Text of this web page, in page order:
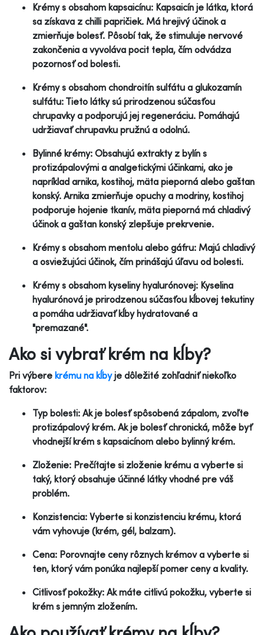
Krémy s obsahom kapsaicínu: Kapsaicín je látka, ktorá
sa získava z chilli papričiek. Má hrejivý účinok a
zmierňuje bolesť. Pôsobí tak, že stimuluje nervové
zakončenia a vyvoláva pocit tepla, čím odvádza
pozornosť od bolesti.
Krémy s obsahom chondroitín sulfátu a glukozamín
sulfátu: Tieto látky sú prirodzenou súčasťou
chrupavky a podporujú jej regeneráciu. Pomáhajú
udržiavať chrupavku pružnú a odolnú.
Bylinné krémy: Obsahujú extrakty z bylín s
protizápalovými a analgetickými účinkami, ako je
napríklad arnika, kostihoj, mäta pieporná alebo gaštan
konský. Arnika zmierňuje opuchy a modriny, kostihoj
podporuje hojenie tkanív, mäta pieporná má chladivý
účinok a gaštan konský zlepšuje prekrvenie.
Krémy s obsahom mentolu alebo gáfru: Majú chladivý
a osviežujúci účinok, čím prinášajú úľavu od bolesti.
Krémy s obsahom kyseliny hyalurónovej: Kyselina
hyalurónová je prirodzenou súčasťou kĺbovej tekutiny
a pomáha udržiavať kĺby hydratované a
"premazané".
Ako si vybrať krém na kĺby?
Pri výbere krému na kĺbyje dôležité zohľadniť niekoľko
faktorov:
Typ bolesti: Ak je bolesť spôsobená zápalom, zvoľte
protizápalový krém. Ak je bolesť chronická, môže byť
vhodnejší krém s kapsaicínom alebo bylinný krém.
Zloženie: Prečítajte si zloženie krému a vyberte si
taký, ktorý obsahuje účinné látky vhodné pre váš
problém.
Konzistencia: Vyberte si konzistenciu krému, ktorá
vám vyhovuje (krém, gél, balzam).
Cena: Porovnajte ceny rôznych krémov a vyberte si
ten, ktorý vám ponúka najlepší pomer ceny a kvality.
Citlivosť pokožky: Ak máte citlivú pokožku, vyberte si
krém s jemným zložením.